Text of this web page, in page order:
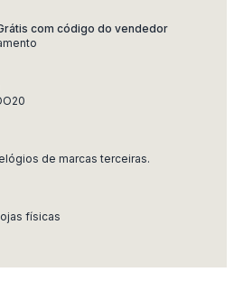
com código do vendedor
de marcas terceiras.
físicas